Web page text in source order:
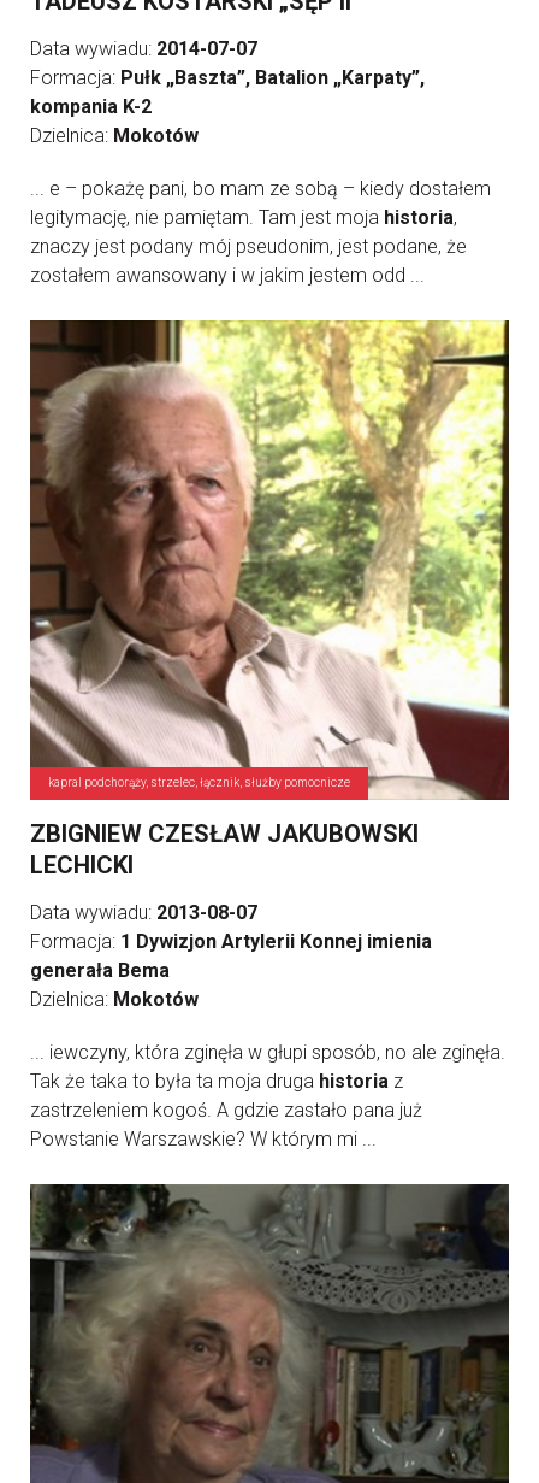
Data wywiadu: 2014-07-07
Formacja: Pułk „Baszta”, Batalion „Karpaty”,
kompania K-2
Dzielnica: Mokotów
... e – pokażę pani, bo mam ze sobą – kiedy dostałem
legitymację, nie pamiętam. Tam jest moja historia,
znaczy jest podany mój pseudonim, jest podane, że
zostałem awansowany i w jakim jestem odd ...
kapral podchorąży, strzelec, łącznik, służby pomocnicze
ZBIGNIEW CZESŁAW JAKUBOWSKI
LECHICKI
Data wywiadu: 2013-08-07
Formacja: 1 Dywizjon Artylerii Konnej imienia
generała Bema
Dzielnica: Mokotów
... iewczyny, która zginęła w głupi sposób, no ale zginęła.
Tak że taka to była ta moja druga historia z
zastrzeleniem kogoś. A gdzie zastało pana już
Powstanie Warszawskie? W którym mi ...